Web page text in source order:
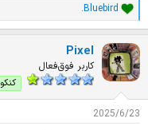
ا
م
ت
ی
ا
ز
ت
:
.Bluebird
Pixel
کاربر فوق‌فعال
کنکوری
2025/6/23